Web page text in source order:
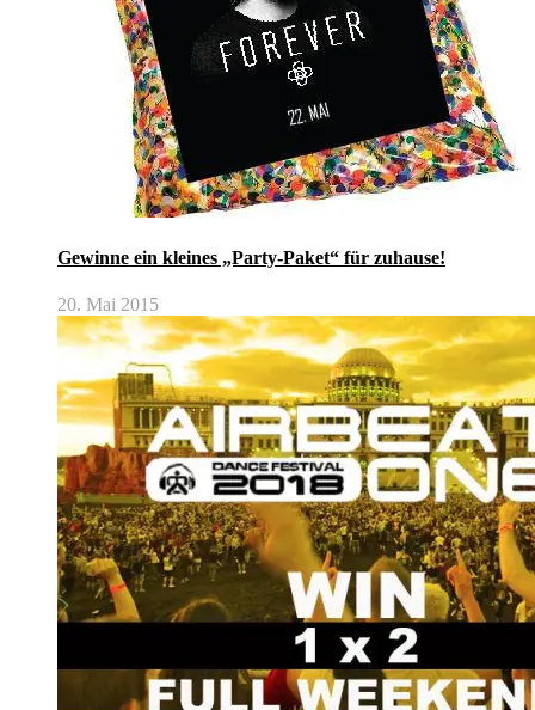
Gewinne ein kleines „Party-Paket“ für zuhause!
20. Mai 2015